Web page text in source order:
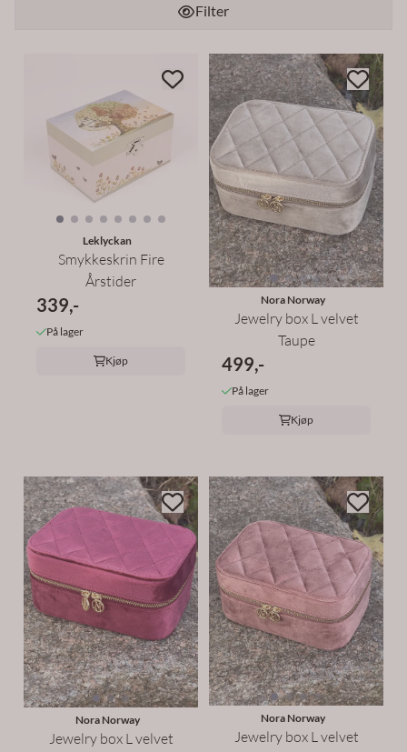
Filter
Leklyckan
Smykkeskrin Fire
Årstider
339,-
På lager
Kjøp
Nora Norway
Jewelry box L velvet
Taupe
499,-
På lager
Kjøp
Nora Norway
Jewelry box L velvet
Nora Norway
Jewelry box L velvet